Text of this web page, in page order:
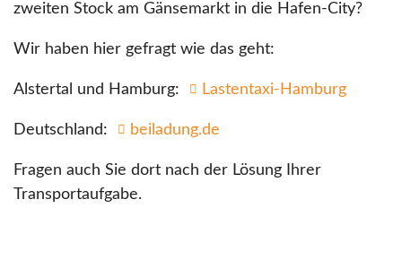
zweiten Stock am Gänsemarkt in die Hafen-City?
Wir haben hier gefragt wie das geht:
Alstertal und Hamburg: Lastentaxi-Hamburg
Deutschland: beiladung.de
Fragen auch Sie dort nach der Lösung Ihrer
Transportaufgabe.